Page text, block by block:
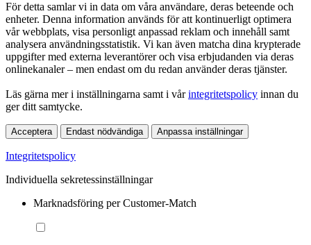
För detta samlar vi in data om våra användare, deras beteende och
enheter. Denna information används för att kontinuerligt optimera
vår webbplats, visa personligt anpassad reklam och innehåll samt
analysera användningsstatistik. Vi kan även matcha dina krypterade
uppgifter med externa leverantörer och visa erbjudanden via deras
onlinekanaler – men endast om du redan använder deras tjänster.
Läs gärna mer i inställningarna samt i vårintegritetspolicy innan du
ger ditt samtycke.
Acceptera Endast nödvändiga Anpassa inställningar
Integritetspolicy
Individuella sekretessinställningar
Marknadsföring per Customer-Match